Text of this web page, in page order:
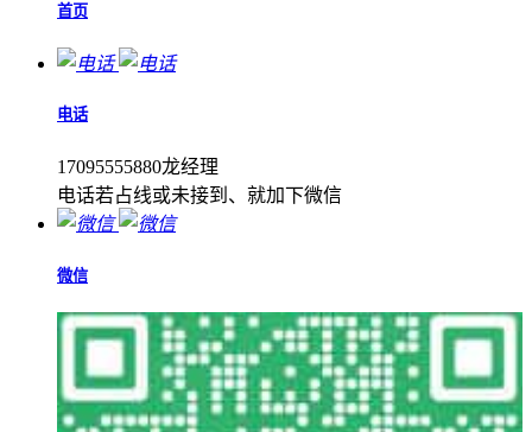
首页
电话
17095555880龙经理
电话若占线或未接到、就加下微信
微信